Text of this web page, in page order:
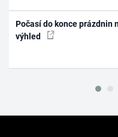
Počasí do konce prázdnin
výhled